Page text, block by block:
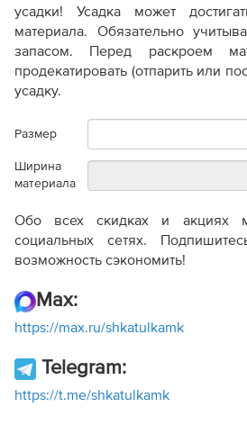
усадки! Усадка может
материала. Обязательно
запасом. Перед раскроем
продекатировать (отпарить или
усадку.
Размер
Ширина
материала
Обо всех скидках и акциях
социальных сетях.
возможность сэкономить!
Max:
https://max.ru/shkatulkamk
Telegram:
https://t.me/shkatulkamk